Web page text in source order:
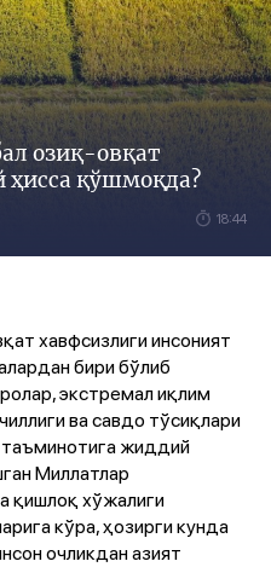
озиқ-овқат
ҳисса қўшмоқда?
18:44
хавфсизлиги инсоният
бири бўлиб
экстремал иқлим
ва савдо тўсиқлари
жиддий
Миллатлар
қишлоқ хўжалиги
кўра, ҳозирги кунда
очликдан азият